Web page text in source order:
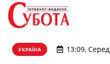
УКРАЇНА 13:09,